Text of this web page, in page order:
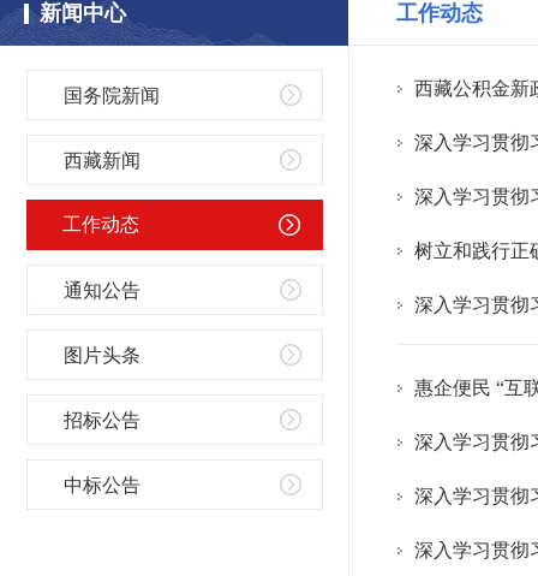
新闻中心
国务院新闻
西藏新闻
工作动态
通知公告
图片头条
招标公告
中标公告
工作动态
西藏公积金新
深入学习贯彻
树立和践行正
惠企便民 “互
深入学习贯彻